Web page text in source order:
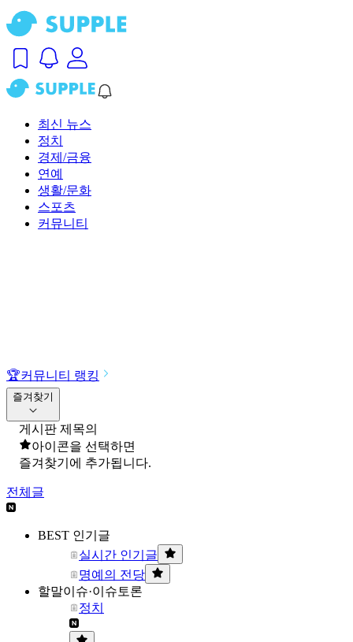
최신 뉴스
정치
경제/금융
연예
생활/문화
스포츠
커뮤니티
🏆커뮤니티 랭킹
즐겨찾기
게시판 제목의
아이콘을 선택하면
즐겨찾기에 추가됩니다.
전체글
BEST 인기글
실시간 인기글
명예의 전당
할말이슈·이슈토론
정치